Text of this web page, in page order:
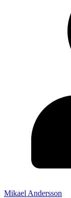
Mikael Andersson